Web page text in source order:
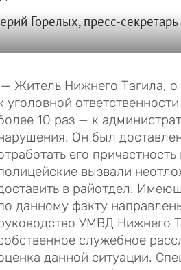
Горелых, пресс-
— Житель Нижнего Тагила, о
уголовной
10 раз — к
Он был
его
вызвали
в райотдел.
данному факту
УМВД Нижнего
служебное
данной ситуации.